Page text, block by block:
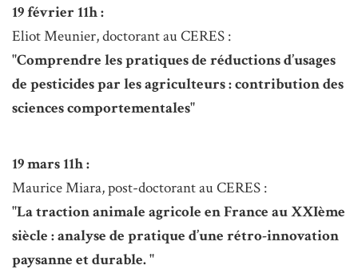
19 février 11h :
Eliot Meunier, doctorant au CERES :
"Comprendre les pratiques de réductions d’usages
de pesticides par les agriculteurs : contribution des
sciences comportementales"
19 mars 11h :
Maurice Miara, post-doctorant au CERES :
"La traction animale agricole en France au XXIème
siècle : analyse de pratique d’une rétro-innovation
paysanne et durable. "